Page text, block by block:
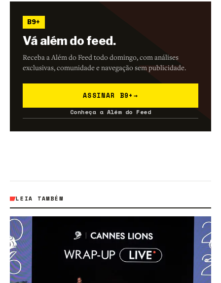
B9+
Vá além do feed.
Receba a Além do Feed todo domingo, com análises
exclusivas, comunidade e navegação sem publicidade.
ASSINAR B9+ →
Conheça a Além do Feed
LEIA TAMBÉM